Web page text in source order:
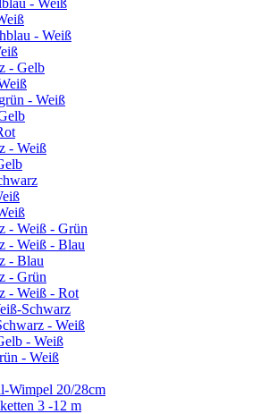
- Weiß
- Weiß
- Gelb
- Weiß
- Weiß
- Weiß - Grün
- Weiß - Blau
- Blau
- Grün
- Weiß - Rot
Schwarz
- Weiß
- Weiß
- Weiß
Wimpel 20/28cm
3 -12 m